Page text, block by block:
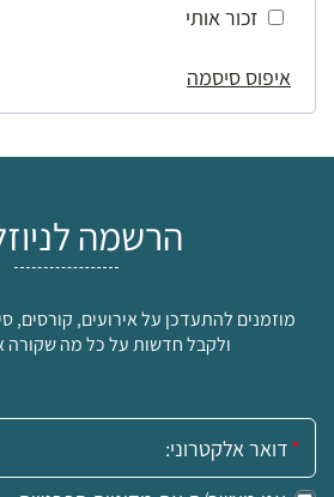
זכור אותי
איפוס סיסמה
הרשמה
מוזמנים להתעדכן על אירועים, קורסים,
ולקבל חדשות על כל מה שקורה
אימייל: